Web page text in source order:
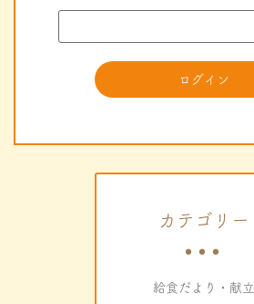
カテゴリー
給食だより・献立